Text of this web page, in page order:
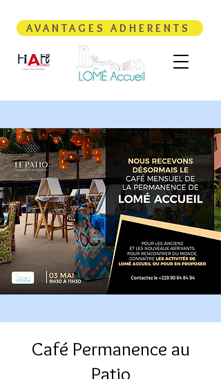
AVANTAGES ADHERENTS
Café Permanence au
Patio